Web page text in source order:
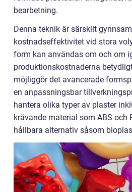
bearbetning.
Denna teknik är särskilt
kostnadseffektivitet vid stora
form kan användas om och om
produktionskostnaderna
möjliggör det avancerade
en anpassningsbar
hantera olika typer av plaster
krävande material som ABS och
hållbara alternativ såsom